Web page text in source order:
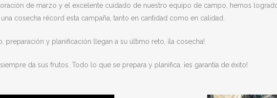
de marzo y el excelente cuidado de nuestro equipo de campo, hemos
cosecha récord esta campaña, tanto en cantidad como en calidad.
preparación y planificación llegan a su último reto, ¡la cosecha!
da sus frutos. Todo lo que se prepara y planifica, ¡es garantía de éxito!